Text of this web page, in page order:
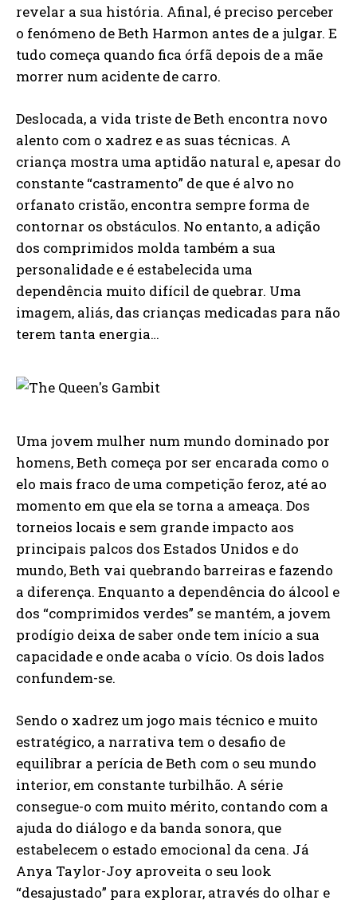
revelar a sua história. Afinal, é preciso perceber
o fenómeno de Beth Harmon antes de a julgar. E
tudo começa quando fica órfã depois de a mãe
morrer num acidente de carro.
Deslocada, a vida triste de Beth encontra novo
alento com o xadrez e as suas técnicas. A
criança mostra uma aptidão natural e, apesar do
constante “castramento” de que é alvo no
orfanato cristão, encontra sempre forma de
contornar os obstáculos. No entanto, a adição
dos comprimidos molda também a sua
personalidade e é estabelecida uma
dependência muito difícil de quebrar. Uma
imagem, aliás, das crianças medicadas para não
terem tanta energia…
Uma jovem mulher num mundo dominado por
homens, Beth começa por ser encarada como o
elo mais fraco de uma competição feroz, até ao
momento em que ela se torna a ameaça. Dos
torneios locais e sem grande impacto aos
principais palcos dos Estados Unidos e do
mundo, Beth vai quebrando barreiras e fazendo
a diferença. Enquanto a dependência do álcool e
dos “comprimidos verdes” se mantém, a jovem
prodígio deixa de saber onde tem início a sua
capacidade e onde acaba o vício. Os dois lados
confundem-se.
Sendo o xadrez um jogo mais técnico e muito
estratégico, a narrativa tem o desafio de
equilibrar a perícia de Beth com o seu mundo
interior, em constante turbilhão. A série
consegue-o com muito mérito, contando com a
ajuda do diálogo e da banda sonora, que
estabelecem o estado emocional da cena. Já
Anya Taylor-Joy aproveita o seu look
“desajustado” para explorar, através do olhar e